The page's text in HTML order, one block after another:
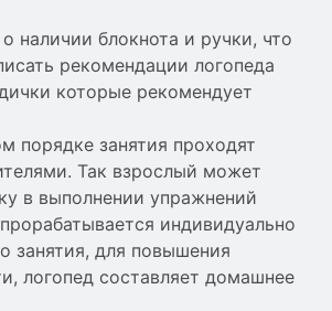
наличии блокнота и ручки, что
рекомендации логопеда
которые рекомендует
порядке занятия проходят
Так взрослый может
в выполнении упражнений
индивидуально
занятия, для повышения
логопед составляет домашнее